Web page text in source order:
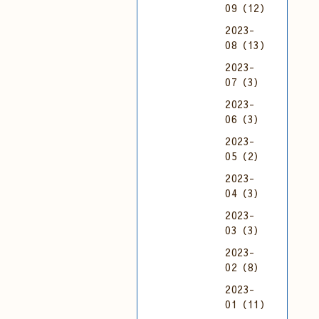
09（12）
2023-
08（13）
2023-
07（3）
2023-
06（3）
2023-
05（2）
2023-
04（3）
2023-
03（3）
2023-
02（8）
2023-
01（11）